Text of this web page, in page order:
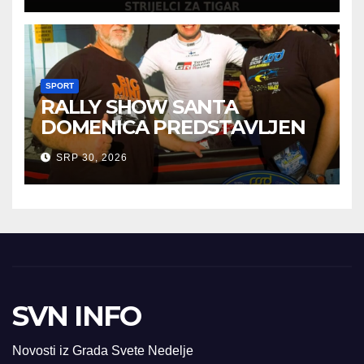
SPORT
RALLY SHOW SANTA
DOMENICA PREDSTAVLJEN
U AUSTRIJI
SRP 30, 2026
SVN INFO
Novosti iz Grada Svete Nedelje